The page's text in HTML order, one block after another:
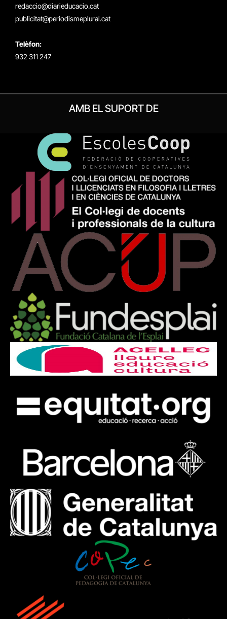
redaccio@diarieducacio.cat
publicitat@periodismeplural.cat
Telèfon:
932 311 247
AMB EL SUPORT DE